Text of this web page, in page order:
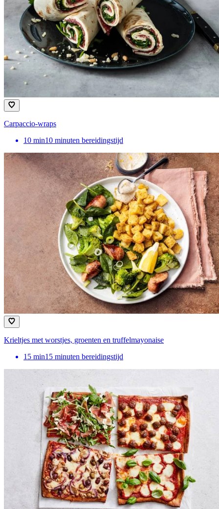
Carpaccio-wraps
10 min10 minuten bereidingstijd
Krieltjes met worstjes, groenten en truffelmayonaise
15 min15 minuten bereidingstijd